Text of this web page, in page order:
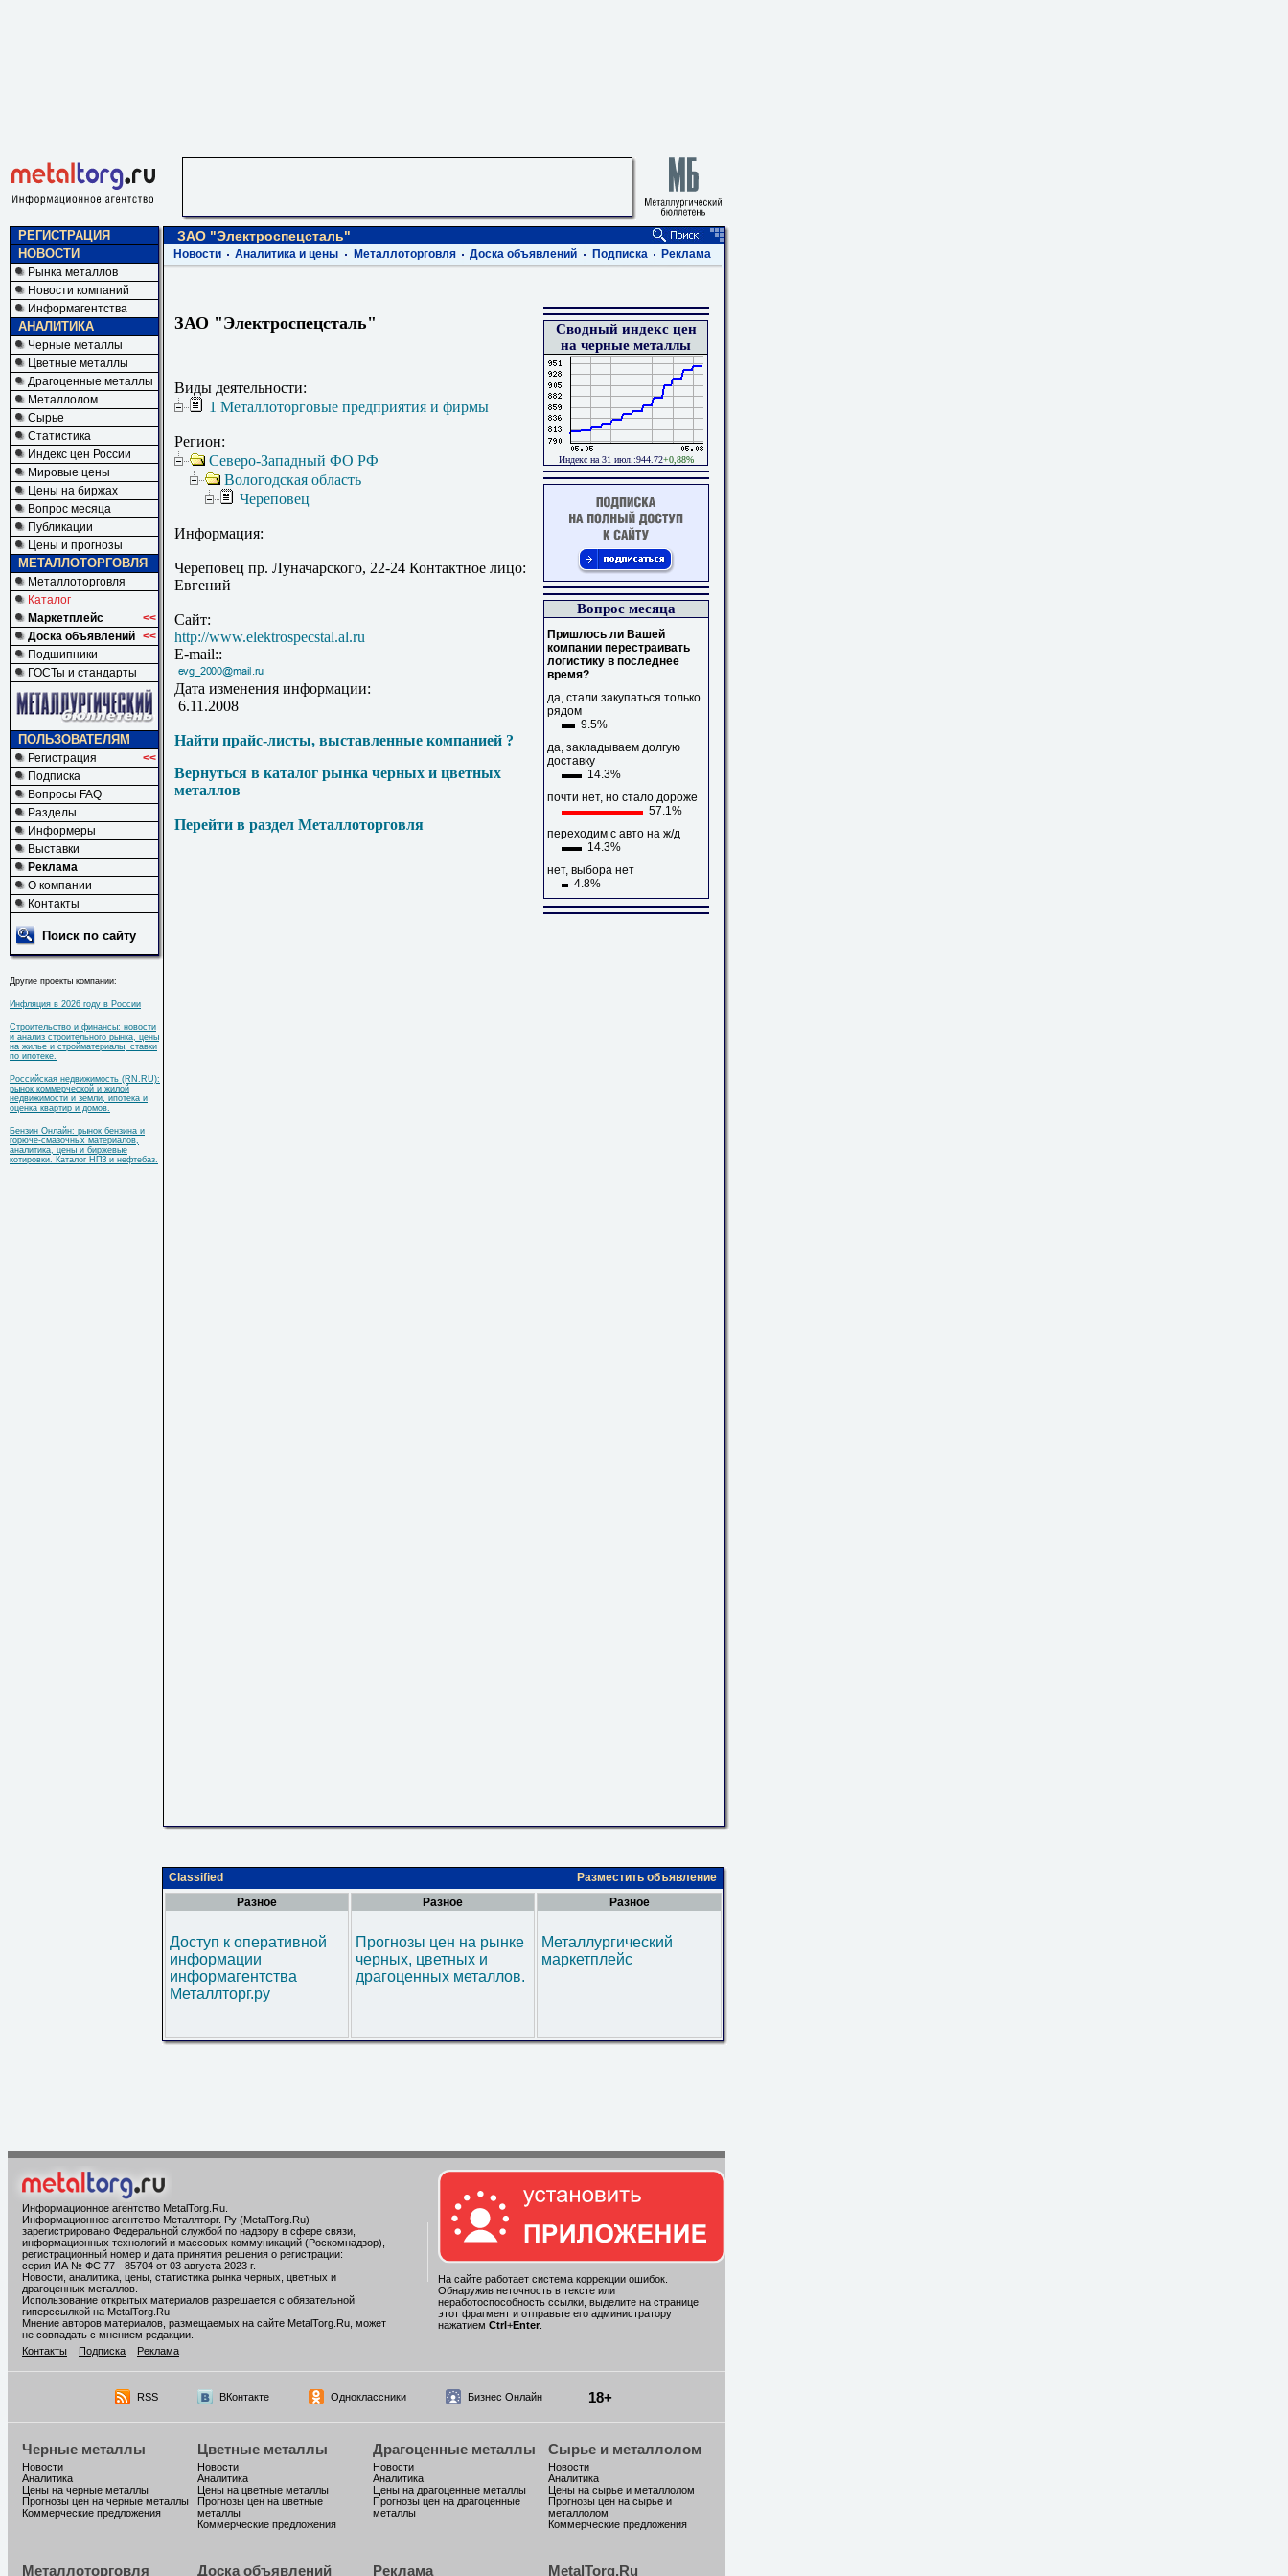
РЕГИСТРАЦИЯ
НОВОСТИ
Рынка металлов
Новости компаний
Информагентства
АНАЛИТИКА
Черные металлы
Цветные металлы
Драгоценные металлы
Металлолом
Сырье
Статистика
Индекс цен России
Мировые цены
Цены на биржах
Вопрос месяца
Публикации
Цены и прогнозы
МЕТАЛЛОТОРГОВЛЯ
Металлоторговля
Каталог
Маркетплейс
<<
Доска объявлений <<
Подшипники
ГОСТы и стандарты
ПОЛЬЗОВАТЕЛЯМ
Регистрация
<<
Подписка
Вопросы FAQ
Разделы
Информеры
Выставки
Реклама
О компании
Контакты
Поиск по сайту
Другие проекты компании:
Инфляция в 2026 году в России
Строительство и финансы: новости
и анализ строительного рынка, цены
на жилье и стройматериалы, ставки
по ипотеке.
Российская недвижимость (RN.RU):
рынок коммерческой и жилой
недвижимости и земли, ипотека и
оценка квартир и домов.
Бензин Онлайн: рынок бензина и
горюче-смазочных материалов,
аналитика, цены и биржевые
котировки. Каталог НПЗ и нефтебаз.
ЗАО "Электроспецсталь"
Новости Аналитика и цены Металлоторговля Доска объявлений Подписка Реклама
ЗАО "Электроспецсталь"
Виды деятельности:
1 Металлоторговые предприятия и фирмы
Регион:
Северо-Западный ФО РФ
Вологодская область
Череповец
Информация:
Череповец пр. Луначарского, 22-24 Контактное лицо:
Евгений
Сайт:
http://www.elektrospecstal.al.ru
E-mail::
Дата изменения информации:
6.11.2008
Найти прайс-листы, выставленные компанией ?
Вернуться в каталог рынка черных и цветных
металлов
Перейти в раздел Металлоторговля
Сводный индекс цен
на черные металлы
Индекс на 31 июл.:944.72+0,88%
Вопрос месяца
Пришлось ли Вашей
компании перестраивать
логистику в последнее
время?
да, стали закупаться только
рядом
9.5%
да, закладываем долгую
доставку
14.3%
почти нет, но стало дороже
57.1%
переходим с авто на ж/д
14.3%
нет, выбора нет
4.8%
Classified
Разместить объявление
Разное
Доступ к оперативной
информации
информагентства
Металлторг.ру
Разное
Прогнозы цен на рынке
черных, цветных и
драгоценных металлов.
Разное
Металлургический
маркетплейс
Информационное агентство MetalTorg.Ru
Информационное агентство Металлторг. Ру (MetalTorg.Ru)
зарегистрировано Федеральной службой по надзору в сфере связи,
информационных технологий и массовых коммуникаций (Роскомнадзор),
регистрационный номер и дата принятия решения о регистрации:
серия ИА № ФС 77 - 85704 от 03 августа 2023 г.
Новости, аналитика, цены, статистика рынка черных, цветных и
драгоценных металлов.
Использование открытых материалов разрешается с обязательной
гиперссылкой на MetalTorg.Ru
Мнение авторов материалов, размещаемых на сайте MetalTorg.Ru, может
не совпадать с мнением редакции.
Контакты
Подписка Реклама
На сайте работает система коррекции ошибок.
Обнаружив неточность в тексте или
неработоспособность ссылки, выделите на странице
этот фрагмент и отправьте его администратору
нажатием Ctrl +Enter.
RSS ВКонтакте Одноклассники Бизнес Онлайн 18+
Черные металлы
Новости
Аналитика
Цены на черные металлы
Прогнозы цен на черные металлы
Коммерческие предложения
Цветные металлы
Новости
Аналитика
Цены на цветные металлы
Прогнозы цен на цветные
металлы
Коммерческие предложения
Драгоценные металлы
Новости
Аналитика
Цены на драгоценные металлы
Прогнозы цен на драгоценные
металлы
Сырье и металлолом
Новости
Аналитика
Цены на сырье и металлолом
Прогнозы цен на сырье и
металлолом
Коммерческие предложения
Металлоторговля Доска объявлений Реклама MetalTorg.Ru